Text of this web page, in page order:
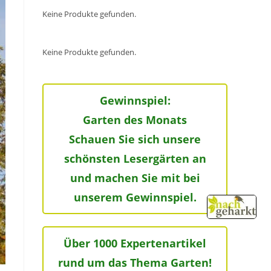
Keine Produkte gefunden.
Keine Produkte gefunden.
Gewinnspiel:
Garten des Monats
Schauen Sie sich unsere
schönsten Lesergärten an
und machen Sie mit bei
unserem Gewinnspiel.
Über 1000 Expertenartikel
rund um das Thema Garten!